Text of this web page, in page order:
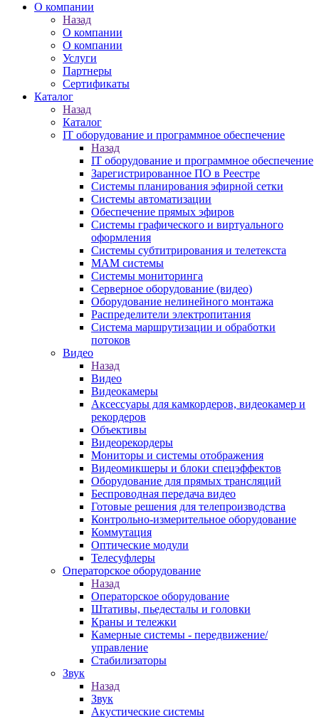
О компании
Назад
О компании
О компании
Услуги
Партнеры
Сертификаты
Каталог
Назад
Каталог
IT оборудование и программное обеспечение
Назад
IT оборудование и программное обеспечение
Зарегистрированное ПО в Реестре
Системы планирования эфирной сетки
Системы автоматизации
Обеспечение прямых эфиров
Системы графического и виртуального
оформления
Системы субтитрирования и телетекста
MAM системы
Системы мониторинга
Серверное оборудование (видео)
Оборудование нелинейного монтажа
Распределители электропитания
Система маршрутизации и обработки
потоков
Видео
Назад
Видео
Видеокамеры
Аксессуары для камкордеров, видеокамер и
рекордеров
Объективы
Видеорекордеры
Мониторы и системы отображения
Видеомикшеры и блоки спецэффектов
Оборудование для прямых трансляций
Беспроводная передача видео
Готовые решения для телепроизводства
Контрольно-измерительное оборудование
Коммутация
Оптические модули
Телесуфлеры
Операторское оборудование
Назад
Операторское оборудование
Штативы, пьедесталы и головки
Краны и тележки
Камерные системы - передвижение/
управление
Стабилизаторы
Звук
Назад
Звук
Акустические системы